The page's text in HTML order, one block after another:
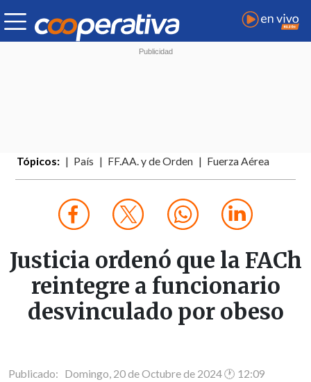
Tópicos: País FF.AA. y de Orden Fuerza Aérea
Justicia ordenó que la FACh
reintegre a funcionario
desvinculado por obeso
Publicado: Domingo, 20 de Octubre de 2024 🕐 12:09